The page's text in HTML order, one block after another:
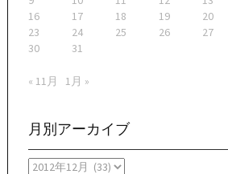
16
17 18 19 20
23
24 25 26 27
30
31
« 11月 1月 »
月別アーカイブ
月